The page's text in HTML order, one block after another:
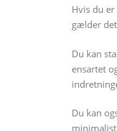
Hvis du
gælder
Du kan
ensartet
Du kan